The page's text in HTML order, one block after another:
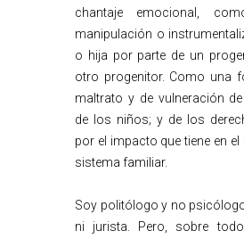
chantaje emocional,
manipulación o
o hija por parte de un
otro progenitor. Como una
maltrato y de vulneración
de los niños; y de los
por el impacto que tiene en
sistema familiar.
Soy politólogo y no
ni jurista. Pero, sobre